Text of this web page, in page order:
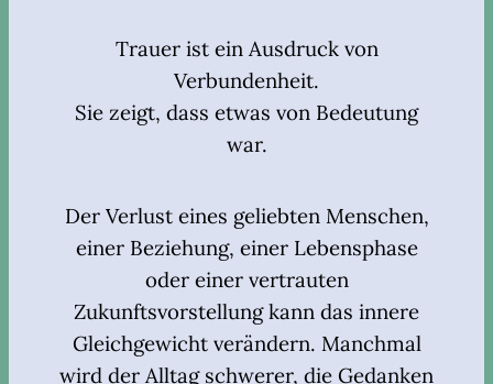
Trauer ist ein Ausdruck von
Verbundenheit.
Sie zeigt, dass etwas von Bedeutung
war.
Der Verlust eines geliebten Menschen,
einer Beziehung, einer Lebensphase
oder einer vertrauten
Zukunftsvorstellung kann das innere
Gleichgewicht verändern. Manchmal
wird der Alltag schwerer, die Gedanken